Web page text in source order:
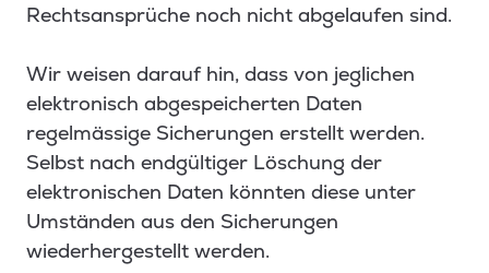
Rechtsansprüche noch nicht abgelaufen sind.
Wir weisen darauf hin, dass von jeglichen
elektronisch abgespeicherten Daten
regelmässige Sicherungen erstellt werden.
Selbst nach endgültiger Löschung der
elektronischen Daten könnten diese unter
Umständen aus den Sicherungen
wiederhergestellt werden.